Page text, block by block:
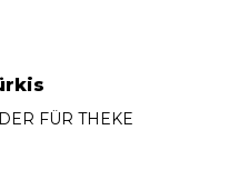
FÜR THEKE